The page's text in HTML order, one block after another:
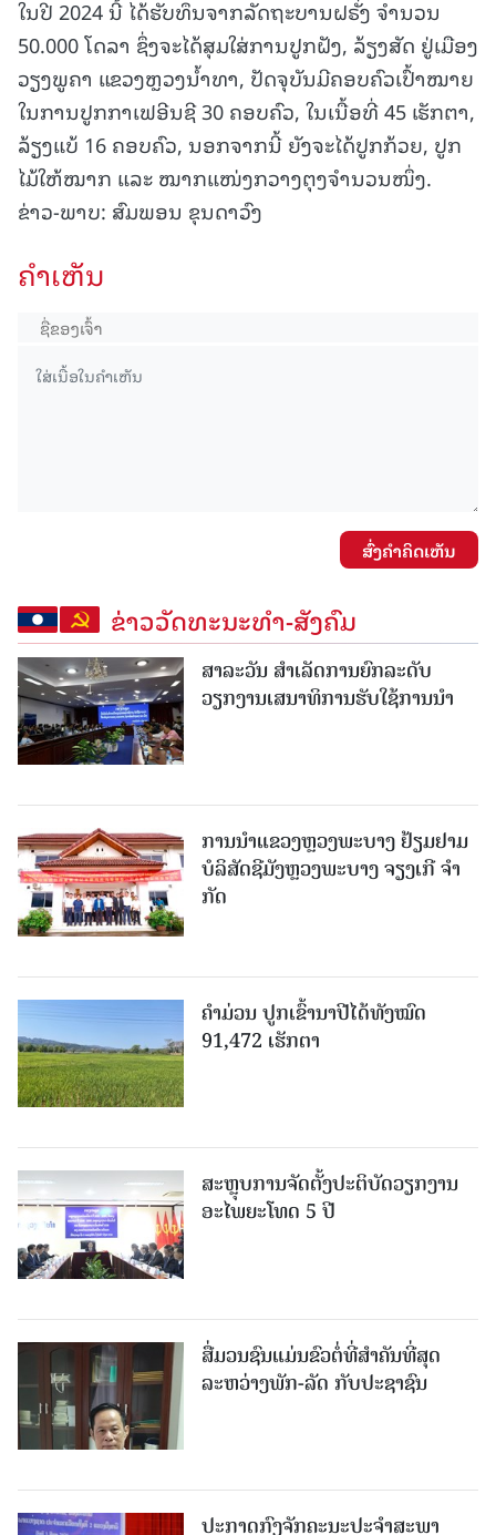
ໃນປີ 2024 ນີ້ ໄດ້ຮັບທຶນຈາກລັດຖະບານຝຣັ່ງ ຈຳນວນ
50.000 ໂດລາ ຊຶ່ງຈະໄດ້ສຸມໃສ່ການປູກຝັງ, ລ້ຽງສັດ ຢູ່ເມືອງ
ວຽງພູຄາ ແຂວງຫຼວງນໍ້າທາ, ປັດຈຸບັນມີຄອບຄົວເປົ້າໝາຍ
ໃນການປູກກາເຟອີນຊີ 30 ຄອບຄົວ, ໃນເນື້ອທີ່ 45 ເຮັກຕາ,
ລ້ຽງແບ້ 16 ຄອບຄົວ, ນອກຈາກນີ້ ຍັງຈະໄດ້ປູກກ້ວຍ, ປູກ
ໄມ້ໃຫ້ໝາກ ແລະ ໝາກແໜ່ງກວາງຕຸງຈຳນວນໜຶ່ງ.
ຂ່າວ-ພາບ: ສົມພອນ ຂຸນດາວົງ
ຄໍາເຫັນ
ສົ່ງຄໍາຄິດເຫັນ
ຂ່າວວັດທະນະທຳ-ສັງຄົມ
ສາລະວັນ ສໍາເລັດການຍົກລະດັບ
ວຽກງານເສນາທິການຮັບໃຊ້ການນໍາ
ການນຳແຂວງຫຼວງພະບາງ ຢ້ຽມ​ຢາມ
ບໍ​ລິ​ສັດຊີມັງຫຼວງພະບາງ ຈຽງເກີ ຈໍາ
ກັດ
ຄໍາມ່ວນ ປູກເຂົ້ານາປີໄດ້ທັງໝົດ
91,472 ເຮັກຕາ
ສະຫຼຸບການຈັດຕັ້ງປະຕິບັດວຽກງານ
ອະໄພຍະໂທດ 5 ປີ
ສື່ມວນຊົນແມ່ນຂົວຕໍ່ທີ່ສໍາຄັນທີ່ສຸດ
ລະຫວ່າງພັກ-ລັດ ກັບປະຊາຊົນ
ປະກາດກົງຈັກຄະນະປະຈໍາສະພາ